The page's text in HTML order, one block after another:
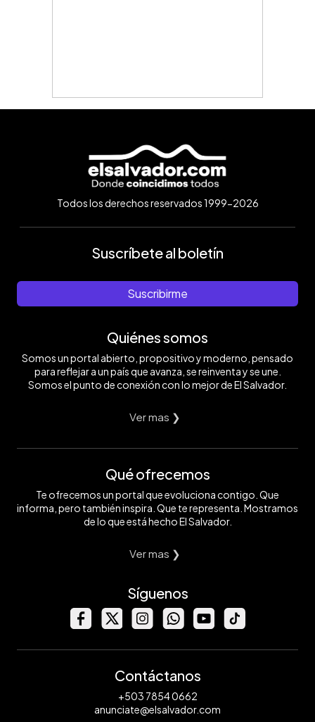
Todos los derechos reservados 1999-2026
Suscríbete al boletín
Suscribirme
Quiénes somos
Somos un portal abierto, propositivo y moderno, pensado
para reflejar a un país que avanza, se reinventa y se une.
Somos el punto de conexión con lo mejor de El Salvador.
Ver mas ❯
Qué ofrecemos
Te ofrecemos un portal que evoluciona contigo. Que
informa, pero también inspira. Que te representa. Mostramos
de lo que está hecho El Salvador.
Ver mas ❯
Síguenos
Contáctanos
+503 7854 0662
anunciate@elsalvador.com